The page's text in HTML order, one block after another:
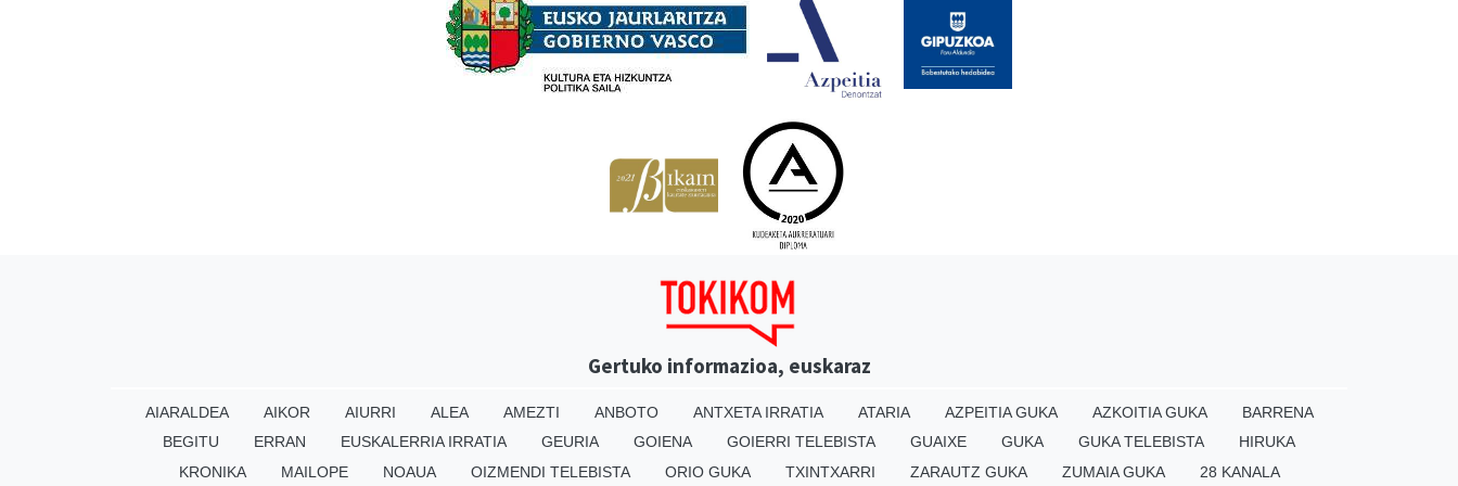
Gertuko informazioa, euskaraz
AIARALDEA AIKOR AIURRI ALEA AMEZTI ANBOTO ANTXETA IRRATIA ATARIA AZPEITIA GUKA AZKOITIA GUKA
BARRENA
BEGITU
ERRAN EUSKALERRIA IRRATIA GEURIA GOIENA GOIERRI TELEBISTA GUAIXE GUKA GUKA TELEBISTA
HIRUKA
KRONIKA
MAILOPE NOAUA OIZMENDI TELEBISTA ORIO GUKA TXINTXARRI ZARAUTZ GUKA ZUMAIA GUKA 28 KANALA